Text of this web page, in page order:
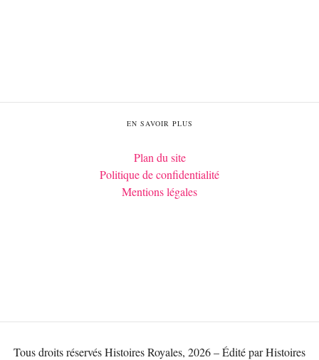
EN SAVOIR PLUS
Plan du site
Politique de confidentialité
Mentions légales
Tous droits réservés Histoires Royales, 2026 – Édité par Histoires